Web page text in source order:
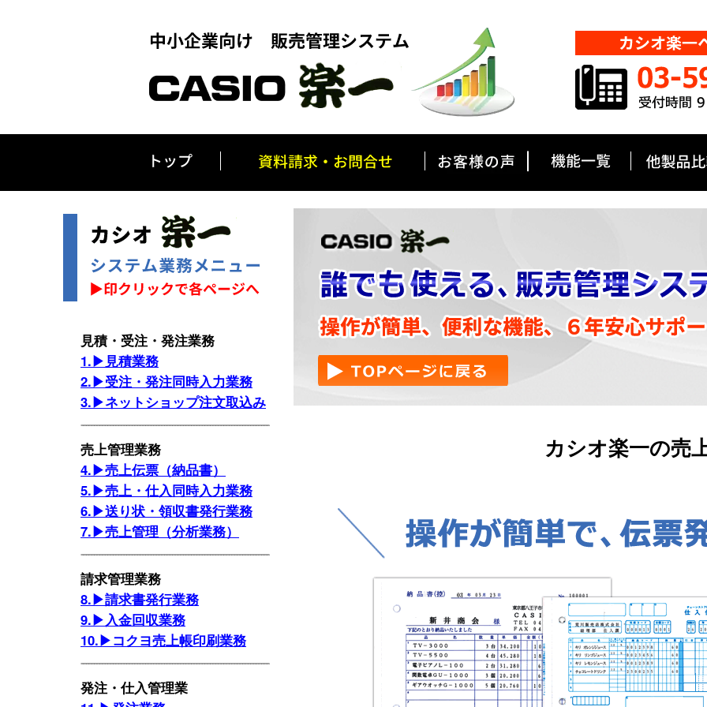
カシオ楽一の売
見積・受注・発注業務
1.▶見積業務
2.▶受注・発注同時入力業務
3.▶ネットショップ注文取込み
売上管理業務
4.▶売上伝票（納品書）
5.▶売上・仕入同時入力業務
6.▶送り状・領収書発行業務
7.▶売上管理（分析業務）
請求管理業務
8.▶請求書発行業務
9.▶入金回収業務
10.▶コクヨ売上帳印刷業務
発注・仕入管理業